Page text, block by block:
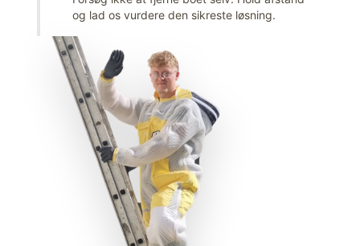
og lad os vurdere den sikreste løsning.